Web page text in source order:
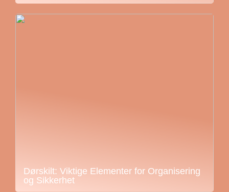
Dørskilt: Viktige Elementer for Organisering
og Sikkerhet